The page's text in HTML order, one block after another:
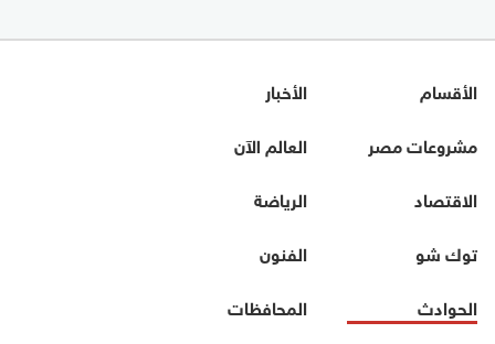
الأقسام
الأخبار
مشروعات مصر
العالم الآن
الاقتصاد
الرياضة
توك شو
الفنون
الحوادث
المحافظات